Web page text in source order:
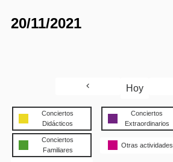
20/11/2021
Hoy
Conciertos
Didácticos
Conciertos
Extraordinarios
Conciertos
Familiares
Otras actividades